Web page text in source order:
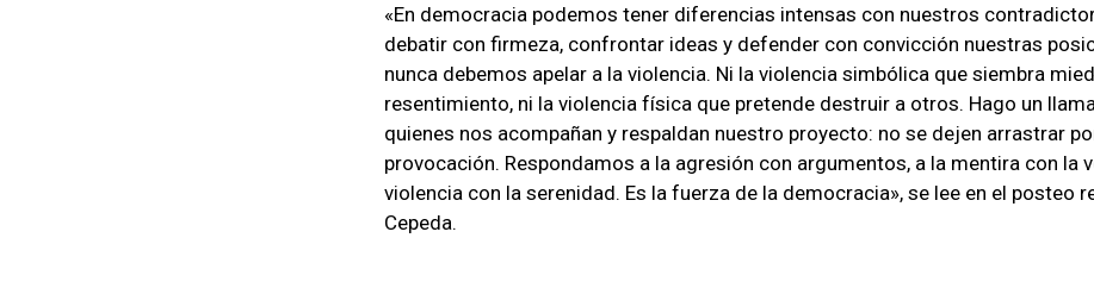
«En democracia podemos tener diferencias intensas con nuestros
debatir con firmeza, confrontar ideas y defender con convicción nuestras
nunca debemos apelar a la violencia. Ni la violencia simbólica que siembra
resentimiento, ni la violencia física que pretende destruir a otros. Hago un
quienes nos acompañan y respaldan nuestro proyecto: no se dejen arrastrar
provocación. Respondamos a la agresión con argumentos, a la mentira con la
violencia con la serenidad. Es la fuerza de la democracia», se lee en el posteo
Cepeda.